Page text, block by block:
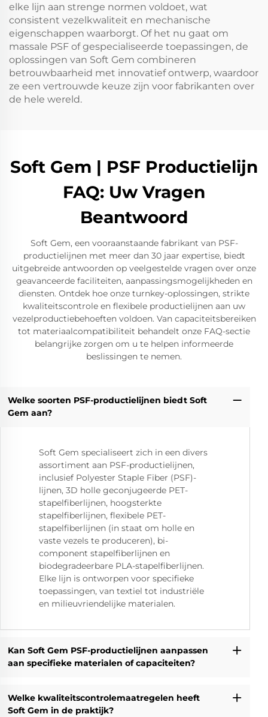
elke lijn aan strenge normen voldoet, wat
consistent vezelkwaliteit en mechanische
eigenschappen waarborgt. Of het nu gaat om
massale PSF of gespecialiseerde toepassingen, de
oplossingen van Soft Gem combineren
betrouwbaarheid met innovatief ontwerp, waardoor
ze een vertrouwde keuze zijn voor fabrikanten over
de hele wereld.
Soft Gem | PSF Productielijn
FAQ: Uw Vragen
Beantwoord
Soft Gem, een vooraanstaande fabrikant van PSF-
productielijnen met meer dan 30 jaar expertise, biedt
uitgebreide antwoorden op veelgestelde vragen over onze
geavanceerde faciliteiten, aanpassingsmogelijkheden en
diensten. Ontdek hoe onze turnkey-oplossingen, strikte
kwaliteitscontrole en flexibele productielijnen aan uw
vezelproductiebehoeften voldoen. Van capaciteitsbereiken
tot materiaalcompatibiliteit behandelt onze FAQ-sectie
belangrijke zorgen om u te helpen informeerde
beslissingen te nemen.
Welke soorten PSF-productielijnen biedt Soft
Gem aan?
Soft Gem specialiseert zich in een divers
assortiment aan PSF-productielijnen,
inclusief Polyester Staple Fiber (PSF)-
lijnen, 3D holle geconjugeerde PET-
stapelfiberlijnen, hoogsterkte
stapelfiberlijnen, flexibele PET-
stapelfiberlijnen (in staat om holle en
vaste vezels te produceren), bi-
component stapelfiberlijnen en
biodegradeerbare PLA-stapelfiberlijnen.
Elke lijn is ontworpen voor specifieke
toepassingen, van textiel tot industriële
en milieuvriendelijke materialen.
Kan Soft Gem PSF-productielijnen aanpassen
aan specifieke materialen of capaciteiten?
Welke kwaliteitscontrolemaatregelen heeft
Soft Gem in de praktijk?